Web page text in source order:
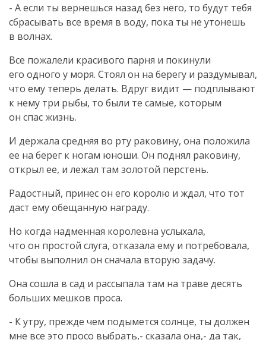
- А если ты вернешься назад без него, то будут тебя
сбрасывать все время в воду, пока ты не утонешь
в волнах.
Все пожалели красивого парня и покинули
его одного у моря. Стоял он на берегу и раздумывал,
что ему теперь делать. Вдруг видит — подплывают
к нему три рыбы, то были те самые, которым
он спас жизнь.
И держала средняя во рту раковину, она положила
ее на берег к ногам юноши. Он поднял раковину,
открыл ее, и лежал там золотой перстень.
Радостный, принес он его королю и ждал, что тот
даст ему обещанную награду.
Но когда надменная королевна услыхала,
что он простой слуга, отказала ему и потребовала,
чтобы выполнил он сначала вторую задачу.
Она сошла в сад и рассыпала там на траве десять
больших мешков проса.
- К утру, прежде чем подымется солнце, ты должен
мне все это просо выбрать,- сказала она,- да так,